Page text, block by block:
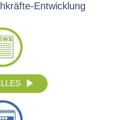
Entwicklung